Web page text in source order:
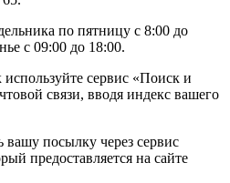
по пятницу с 8:00 до
с 09:00 до 18:00.
сервис «Поиск и
связи, вводя индекс вашего
посылку через сервис
предоставляется на сайте